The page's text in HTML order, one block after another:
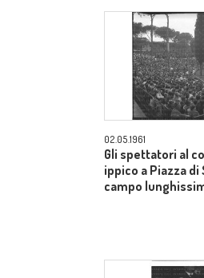
02.05.1961
Gli spettatori al
ippico a Piazza di
campo